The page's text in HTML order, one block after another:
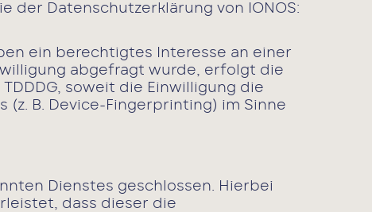
der Datenschutzerklärung von IONOS:
ein berechtigtes Interesse an einer
abgefragt wurde, erfolgt die
TDDDG, soweit die Einwilligung die
B. Device-Fingerprinting) im Sinne
Dienstes geschlossen. Hierbei
dass dieser die